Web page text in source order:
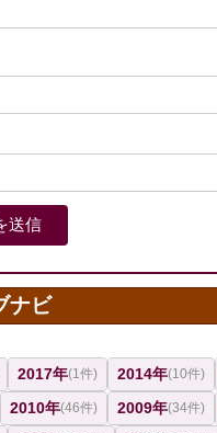
ナビ
2017年(1件) 2014年(10件)
2010年(46件) 2009年(34件)